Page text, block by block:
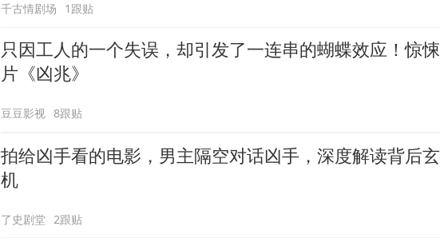
千古情剧场 1跟贴
只因工人的一个失误，却引发了一连串的蝴蝶效应！惊悚
片《凶兆》
豆豆影视 8跟贴
拍给凶手看的电影，男主隔空对话凶手，深度解读背后玄
机
了史剧堂 2跟贴